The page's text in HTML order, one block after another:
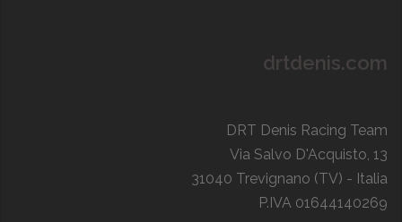
drtdenis.com
DRT Denis Racing Team
Via Salvo D'Acquisto, 13
31040 Trevignano (TV) - Italia
P.IVA 01644140269